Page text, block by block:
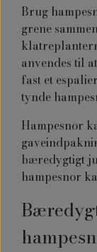
Brug
grene
anvendes til
fast et
tynde
Hampesnor
bæredygtigt
hampesnor